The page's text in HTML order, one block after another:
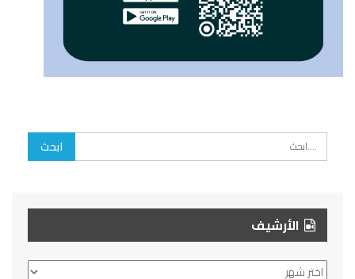
الأرشيف
الأرشيف